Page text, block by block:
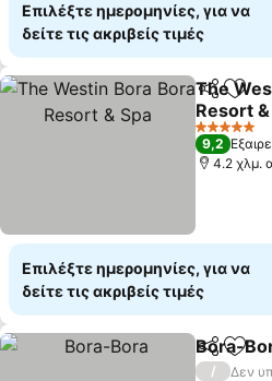
Επιλέξτε ημερομηνίες, για να
δείτε τις ακριβείς τιμές
The
Resort
5 Αστέρια
9,2
4.2 χλμ.
Επιλέξτε ημερομηνίες, για να
δείτε τις ακριβείς τιμές
Bora-
/
Δεν